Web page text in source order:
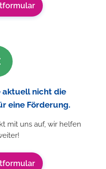
aktuell nicht die
eine Förderung.
mit uns auf, wir helfen